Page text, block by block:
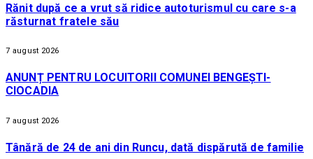
Rănit după ce a vrut să ridice autoturismul cu care s-a
răsturnat fratele său
7 august 2026
ANUNȚ PENTRU LOCUITORII COMUNEI BENGEȘTI-
CIOCADIA
7 august 2026
Tânără de 24 de ani din Runcu, dată dispărută de familie